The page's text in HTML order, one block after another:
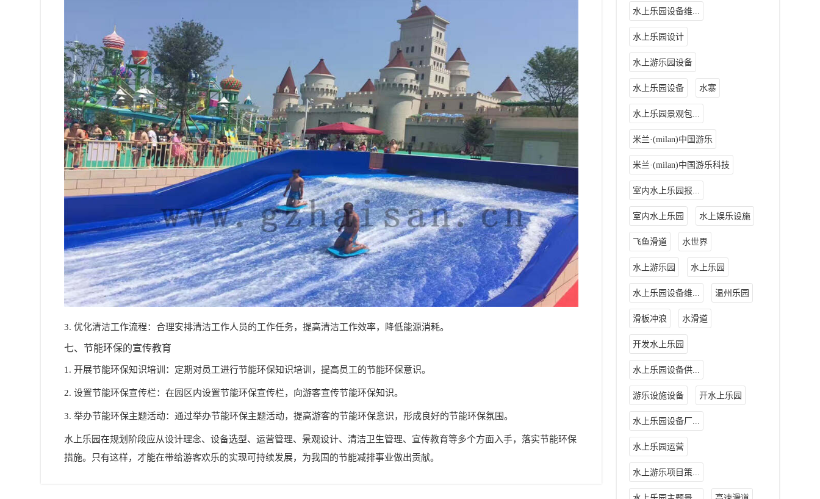
3. 优化清洁工作流程：合理安排清洁工作人员的工作任务，提高清洁工作效率，降低能源消耗。
七、节能环保的宣传教育
1. 开展节能环保知识培训：定期对员工进行节能环保知识培训，提高员工的节能环保意识。
2. 设置节能环保宣传栏：在园区内设置节能环保宣传栏，向游客宣传节能环保知识。
3. 举办节能环保主题活动：通过举办节能环保主题活动，提高游客的节能环保意识，形成良好的节能环保氛围。
水上乐园在规划阶段应从设计理念、设备选型、运营管理、景观设计、清洁卫生管理、宣传教育等多个方面入手，落实节能环保
措施。只有这样，才能在带给游客欢乐的实现可持续发展，为我国的节能减排事业做出贡献。
水上乐园设备维...
水上乐园设计
水上游乐园设备
水上乐园设备 水寨
水上乐园景观包...
米兰·(milan)中国游乐
米兰·(milan)中国游乐科技
室内水上乐园报...
室内水上乐园 水上娱乐设施
飞鱼滑道 水世界
水上游乐园 水上乐园
水上乐园设备维... 温州乐园
滑板冲浪 水滑道
开发水上乐园
水上乐园设备供...
游乐设施设备 开水上乐园
水上乐园设备厂...
水上乐园运营
水上游乐项目策...